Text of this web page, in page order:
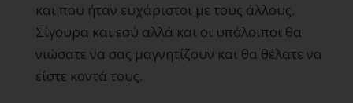
και που ήταν ευχάριστοι με τους άλλους.
Σίγουρα και εσύ αλλά και οι υπόλοιποι θα
νιώσατε να σας μαγνητίζουν και θα θέλατε να
είστε κοντά τους.